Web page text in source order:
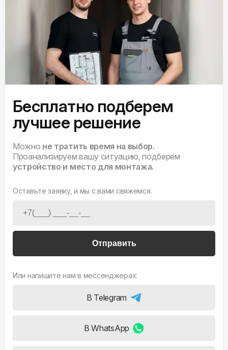
Бесплатно подберем
лучшее решение
Можно не тратить время на выбор.
Проанализируем вашу ситуацию, подберем
устройство и место для монтажа.
Оставьте заявку, и мы с вами свяжемся.
Отправить
Или напишите нам в мессенджерах:
В Telegram
В WhatsApp